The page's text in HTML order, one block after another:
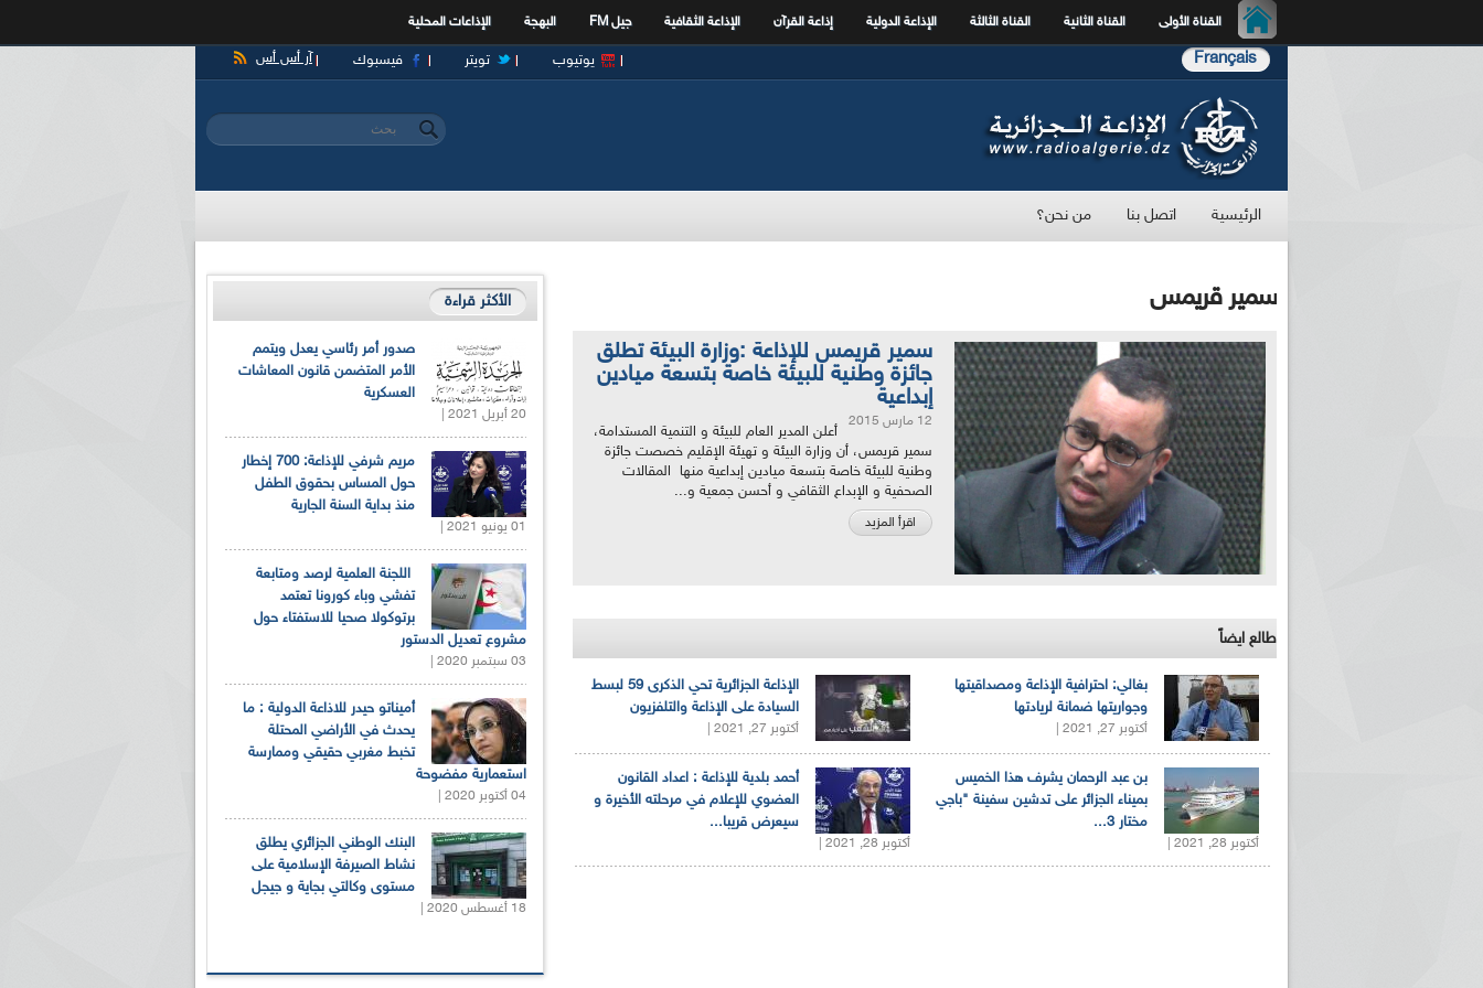
القناة الأولى القناة الثانية القناة الثالثة الإذاعة الدولية إذاعة القرآن الإذاعة الثقافية جيل FM البهجة الإذاعات المحلية
Français آر أس أس فيسبوك تويتر يوتيوب
استمارة البحث
‏بحث ‏
الرئيسية اتصل بنا من نحن؟
سمير قريمس
سمير قريمس للإذاعة :وزارة البيئة تطلق
جائزة وطنية للبيئة خاصة بتسعة ميادين
إبداعية
12 مارس 2015
أعلن المدير العام للبيئة و التنمية المستدامة،
سمير قريمس، أن وزارة البيئة و تهيئة الإقليم خصصت جائزة
وطنية للبيئة خاصة بتسعة ميادين إبداعية منها المقالات
الصحفية و الإبداع الثقافي و أحسن جمعية و...
اقرأ المزيد
طالع ايضاً
الإذاعة الجزائرية تحي الذكرى 59 لبسط
السيادة على الإذاعة والتلفزيون
أكتوبر 27, 2021 |
بغالي: احترافية الإذاعة ومصداقيتها
وجواريتها ضمانة لريادتها
أكتوبر 27, 2021 |
أحمد بلدية للإذاعة : اعداد القانون
العضوي للإعلام في مرحلته الأخيرة و
سيعرض قريبا...
أكتوبر 28, 2021 |
بن عبد الرحمان يشرف هذا الخميس
بميناء الجزائر على تدشين سفينة "باجي
مختار 3...
أكتوبر 28, 2021 |
الأكثر قراءة
صدور أمر رئاسي يعدل ويتمم
الأمر المتضمن قانون المعاشات
العسكرية
20 أبريل 2021 |
مريم شرفي للإذاعة: 700 إخطار
حول المساس بحقوق الطفل
منذ بداية السنة الجارية
01 يونيو 2021 |
اللجنة العلمية لرصد ومتابعة
تفشي وباء كورونا تعتمد
برتوكولا صحيا للاستفتاء حول
مشروع تعديل الدستور
03 سبتمبر 2020 |
أميناتو حيدر للاذاعة الدولية : ما
يحدث في الأراضي المحتلة
تخبط مغربي حقيقي وممارسة
استعمارية مفضوحة
04 أكتوبر 2020 |
البنك الوطني الجزائري يطلق
نشاط الصيرفة الإسلامية على
مستوى وكالتي بجاية و جيجل
18 أغسطس 2020 |